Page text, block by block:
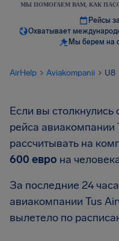
МЫ ПОМОГАЕМ ВАМ, КАК
Рейсы
Охватывает
Мы берем на
AirHelp Aviakompanii U8
Если вы
рейса
рассчитывать на
600 евро на
За последние 24
авиакомпании Tus
вылетело по